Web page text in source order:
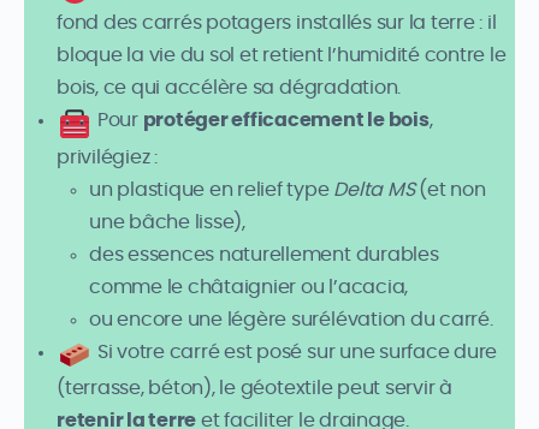
fond des carrés potagers installés sur la terre : il
bloque la vie du sol et retient l’humidité contre le
bois, ce qui accélère sa dégradation.
Pour protéger efficacement le bois,
privilégiez :
un plastique en relief type Delta MS(et non
une bâche lisse),
des essences naturellement durables
comme le châtaignier ou l’acacia,
ou encore une légère surélévation du carré.
Si votre carré est posé sur une surface dure
(terrasse, béton), le géotextile peut servir à
retenir la terre et faciliter le drainage.